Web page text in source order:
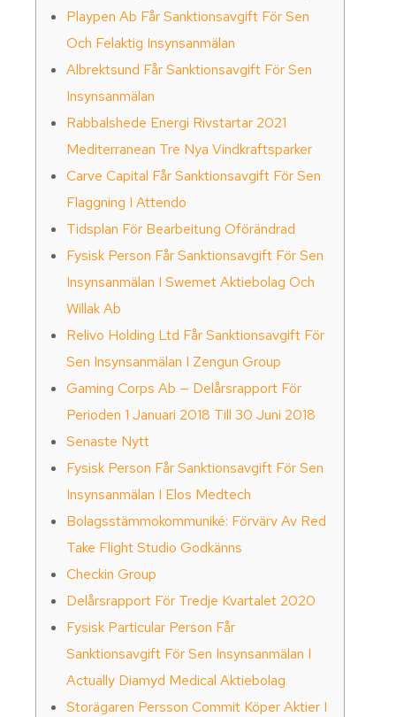
Playpen Ab Får Sanktionsavgift För Sen
Och Felaktig Insynsanmälan
Albrektsund Får Sanktionsavgift För Sen
Insynsanmälan
Rabbalshede Energi Rivstartar 2021
Mediterranean Tre Nya Vindkraftsparker
Carve Capital Får Sanktionsavgift För Sen
Flaggning I Attendo
Tidsplan För Bearbeitung Oförändrad
Fysisk Person Får Sanktionsavgift För Sen
Insynsanmälan I Swemet Aktiebolag Och
Willak Ab
Relivo Holding Ltd Får Sanktionsavgift För
Sen Insynsanmälan I Zengun Group
Gaming Corps Ab — Delårsrapport För
Perioden 1 Januari 2018 Till 30 Juni 2018
Senaste Nytt
Fysisk Person Får Sanktionsavgift För Sen
Insynsanmälan I Elos Medtech
Bolagsstämmokommuniké: Förvärv Av Red
Take Flight Studio Godkänns
Checkin Group
Delårsrapport För Tredje Kvartalet 2020
Fysisk Particular Person Får
Sanktionsavgift För Sen Insynsanmälan I
Actually Diamyd Medical Aktiebolag
Storägaren Persson Commit Köper Aktier I